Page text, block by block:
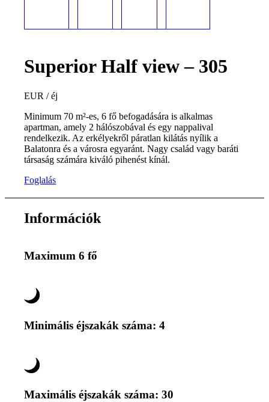
Superior Half view – 305
EUR / éj
Minimum 70 m²-es, 6 fő befogadására is alkalmas
apartman, amely 2 hálószobával és egy nappalival
rendelkezik. Az erkélyekről páratlan kilátás nyílik a
Balatonra és a városra egyaránt. Nagy család vagy baráti
társaság számára kiváló pihenést kínál.
Foglalás
Információk
Maximum 6 fő
Minimális éjszakák száma: 4
Maximális éjszakák száma: 30